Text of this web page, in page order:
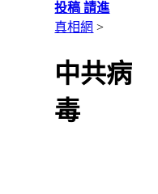
投稿 請進
真相網 >
中共病
毒